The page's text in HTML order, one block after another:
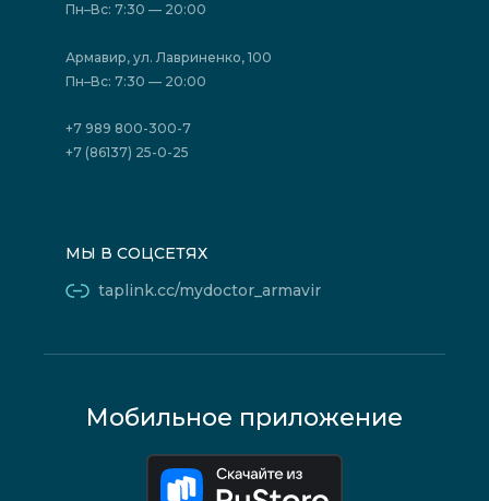
Политика конфиденциальности
Акции
Отзывы
Государственные программы
Юридическим лицам
Пн–Вс: 7:30 — 20:00
Армавир, ул. Лавриненко, 100
Пн–Вс: 7:30 — 20:00
+7 989 800-300-7
+7 (86137) 25-0-25
МЫ В СОЦСЕТЯХ
taplink.cc/mydoctor_armavir
Мобильное приложение